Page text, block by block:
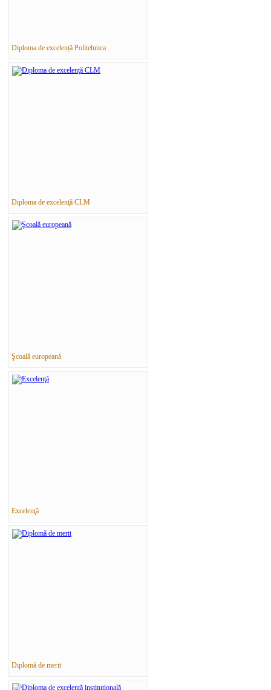
Diploma de excelență Politehnica
Diploma de excelenţă CLM
Şcoală europeană
Excelenţă
Diplomă de merit